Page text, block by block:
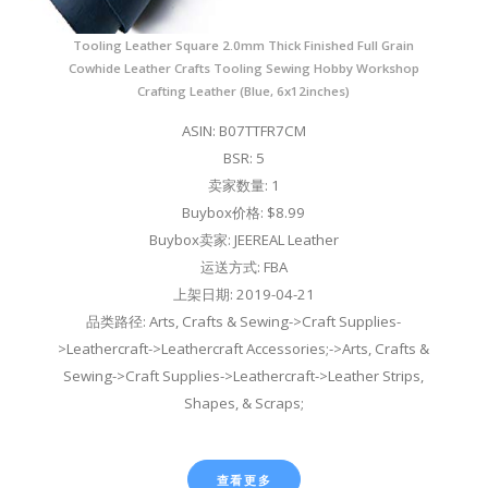
Tooling Leather Square 2.0mm Thick Finished Full Grain
Cowhide Leather Crafts Tooling Sewing Hobby Workshop
Crafting Leather (Blue, 6x12inches)
ASIN: B07TTFR7CM
BSR: 5
卖家数量: 1
Buybox价格: $8.99
Buybox卖家: JEEREAL Leather
运送方式: FBA
上架日期: 2019-04-21
品类路径: Arts, Crafts & Sewing->Craft Supplies-
>Leathercraft->Leathercraft Accessories;->Arts, Crafts &
Sewing->Craft Supplies->Leathercraft->Leather Strips,
Shapes, & Scraps;
查看更多